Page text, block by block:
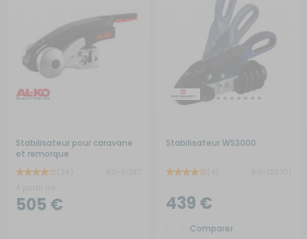
Stabilisateur pour caravane
et remorque
505 €
Stabilisateur WS3000
439 €
Comparer